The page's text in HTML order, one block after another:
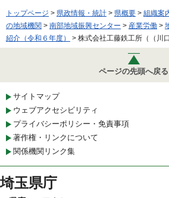
トップページ > 県政情報・統計 > 県概要 > 組織案
の地域機関 > 南部地域振興センター > 産業労働 >
紹介（令和６年度）
> 株式会社工藤鉄工所（（川口
ページの先頭へ戻る
サイトマップ
ウェブアクセシビリティ
プライバシーポリシー・免責事項
著作権・リンクについて
関係機関リンク集
埼玉県庁